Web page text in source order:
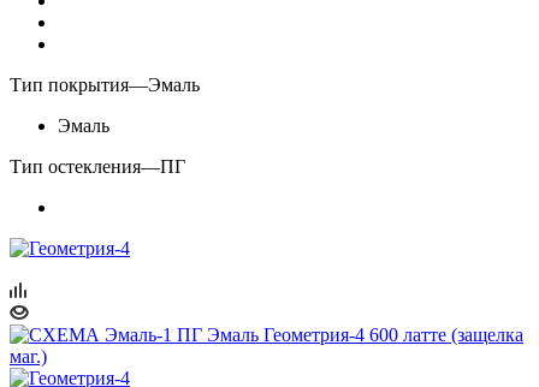
Тип покрытия—Эмаль
Эмаль
Тип остекления—ПГ